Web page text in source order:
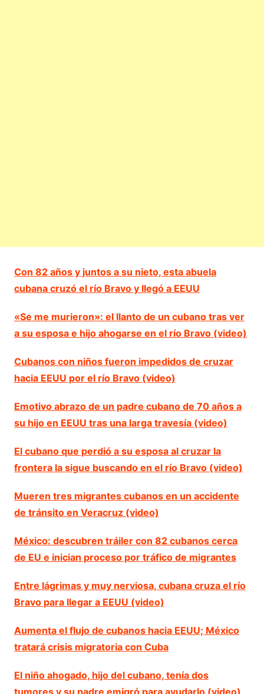
Con 82 años y juntos a su nieto, esta abuela
cubana cruzó el río Bravo y llegó a EEUU
«Se me murieron»: el llanto de un cubano tras ver
a su esposa e hijo ahogarse en el río Bravo (video)
Cubanos con niños fueron impedidos de cruzar
hacia EEUU por el río Bravo (video)
Emotivo abrazo de un padre cubano de 70 años a
su hijo en EEUU tras una larga travesía (video)
El cubano que perdió a su esposa al cruzar la
frontera la sigue buscando en el río Bravo (video)
Mueren tres migrantes cubanos en un accidente
de tránsito en Veracruz (video)
México: descubren tráiler con 82 cubanos cerca
de EU e inician proceso por tráfico de migrantes
Entre lágrimas y muy nerviosa, cubana cruza el río
Bravo para llegar a EEUU (video)
Aumenta el flujo de cubanos hacia EEUU; México
tratará crisis migratoria con Cuba
El niño ahogado, hijo del cubano, tenía dos
tumores y su padre emigró para ayudarlo (video)